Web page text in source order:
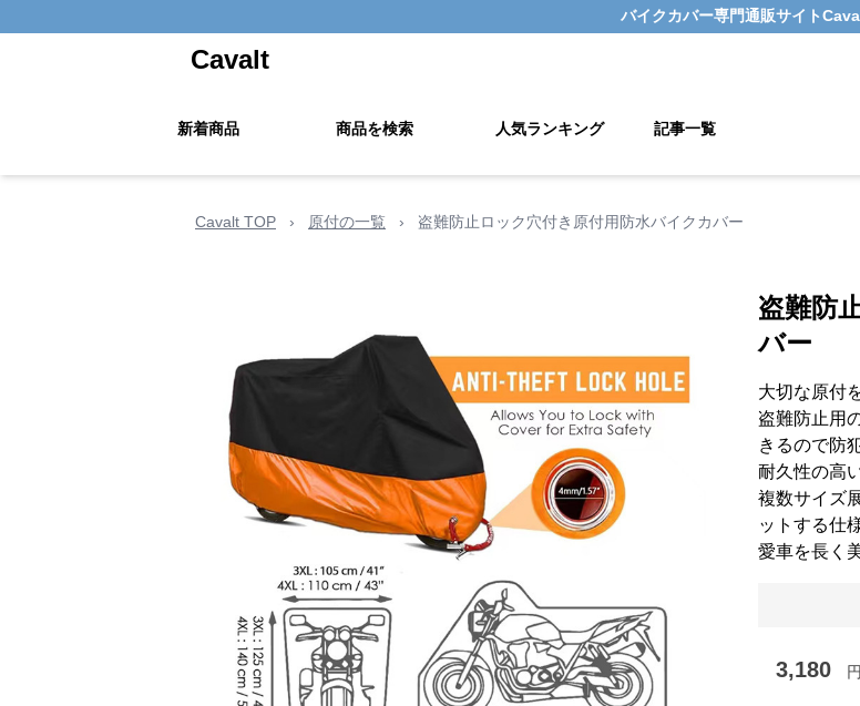
バイクカバー専門通販サイト
Cavalt
新着商品 商品を検索 人気ランキング 記事一覧
Cavalt TOP › 原付の一覧 › 盗難防止ロック穴付き原付用防水バイクカバー
盗難防
バー
大切な原付
盗難防止用
きるので防
耐久性の高
複数サイズ
ットする仕
愛車を長く
3,180 円